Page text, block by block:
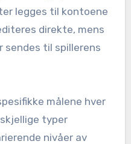
legges til kontoene
direkte, mens
sendes til spillerens
målene hver
typer
nivåer av